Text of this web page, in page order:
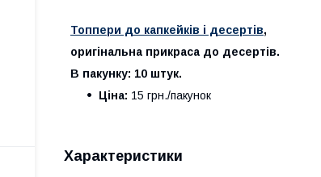
Топпери до капкейків і десертів,
оригінальна прикраса до десертів.
В пакунку: 10 штук.
Ціна: 15 грн./пакунок
Характеристики